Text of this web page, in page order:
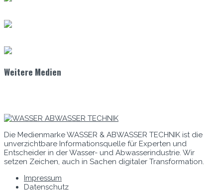
Weitere Medien
Die Medienmarke WASSER & ABWASSER TECHNIK ist die
unverzichtbare Informationsquelle für Experten und
Entscheider in der Wasser- und Abwasserindustrie. Wir
setzen Zeichen, auch in Sachen digitaler Transformation.
Impressum
Datenschutz